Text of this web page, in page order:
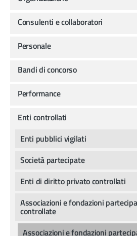
Consulenti e collaboratori
Personale
Bandi di concorso
Performance
Enti controllati
Enti pubblici vigilati
Società partecipate
Enti di diritto privato controllati
Associazioni e fondazioni
controllate
Associazioni e fondazioni